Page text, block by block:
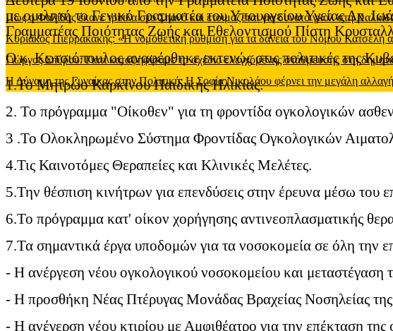
Πως ο Φαλίδας έκανε τρίπλα στο Σπανό και ετοιμάζεται για δυνατό γκολ στη
Κυριάκος Πιερρακάκης: «Η νομοθετική ρύθμιση για τα δάνεια του Νόμου
Γιώργος Σπύρου: Γιατί καταψηφίσαμε το σχέδιο ελεγχόμενης στάθμευσης στη
Η Δύναμη της Γυναίκας στην Πολιτική: Η Σοφία Νικολάου φέρνει την μεγάλη
με ομιλητή το Γενικό Γραμματέα του Υπουργείου Υγείας Δρ.
Γραμματέας Ποιότητας Ζωής και Εθελοντισμού Πίστη
Ο κ. Κωτσιόπουλος αναφέρθηκε εκτενώς στις πολιτικές της
1.Το Μητρώο Καρκίνου Παιδικής Ηλικίας.
2. Το πρόγραμμα "Οίκοθεν" για τη φροντίδα ογκολογικών
3 .Το Ολοκληρωμένο Σύστημα Φροντίδας Ογκολογικών
4.Τις Καινοτόμες Θεραπείες και Κλινικές Μελέτες.
5.Την θέσπιση κινήτρων για επενδύσεις στην έρευνα μέσω του
6.Το πρόγραμμα κατ' οίκον χορήγησης αντινεοπλασματικής
7.Τα σημαντικά έργα υποδομών για τα νοσοκομεία σε όλη την
- Η ανέργεση νέου ογκολογικού νοσοκομείου και
- Η προσθήκη Νέας Πτέρυγας Μονάδας Βραχείας Νοσηλείας
- Η ανέγερση νέου κτιρίου με Αμφιθέατρο για την επέκταση της